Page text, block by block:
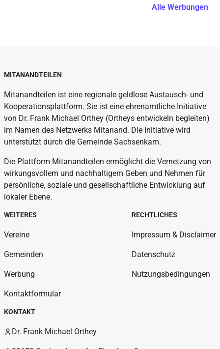
Alle Werbungen
MITANANDTEILEN
Mitanandteilen ist eine regionale geldlose Austausch- und
Kooperationsplattform. Sie ist eine ehrenamtliche Initiative
von Dr. Frank Michael Orthey (Ortheys entwickeln begleiten)
im Namen des Netzwerks Mitanand. Die Initiative wird
unterstützt durch die Gemeinde Sachsenkam.
Die Plattform Mitanandteilen ermöglicht die Vernetzung von
wirkungsvollem und nachhaltigem Geben und Nehmen für
persönliche, soziale und gesellschaftliche Entwicklung auf
lokaler Ebene.
WEITERES
Vereine
Gemeinden
Werbung
Kontaktformular
RECHTLICHES
Impressum & Disclaimer
Datenschutz
Nutzungsbedingungen
KONTAKT
Dr. Frank Michael Orthey